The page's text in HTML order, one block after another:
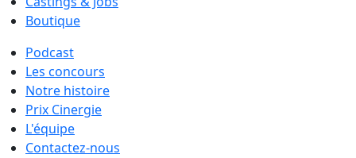
Boutique
Podcast
Les concours
Notre histoire
Prix Cinergie
L'équipe
Contactez-nous